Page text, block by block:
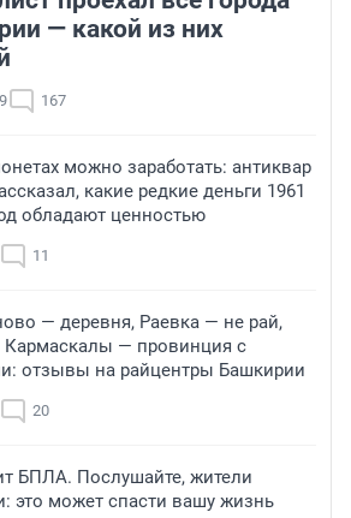
— какой из них
167
можно заработать: антиквар
какие редкие деньги 1961
обладают ценностью
11
— деревня, Раевка — не рай,
— провинция с
отзывы на райцентры Башкирии
20
БПЛА. Послушайте, жители
это может спасти вашу жизнь